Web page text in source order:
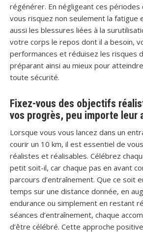
régénérer. En négligeant ces périodes
vous risquez non seulement la fatigue
aussi les blessures liées à la
votre corps le repos dont il a besoin,
performances et réduisez les risques
préparant ainsi au mieux pour
toute sécurité.
Fixez-vous des objectifs
vos progrès, peu importe leur
Lorsque vous vous lancez dans un
courir un 10 km, il est essentiel de
réalistes et réalisables. Célébrez
petit soit-il, car chaque pas en avant
parcours d’entraînement. Que ce soit
temps sur une distance donnée, en
endurance ou simplement en restant
séances d’entraînement, chaque
d’être célébré. Cette approche